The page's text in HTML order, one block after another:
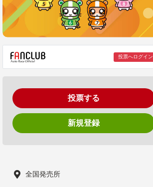
投票へログイン
投票する
新規登録
全国発売所